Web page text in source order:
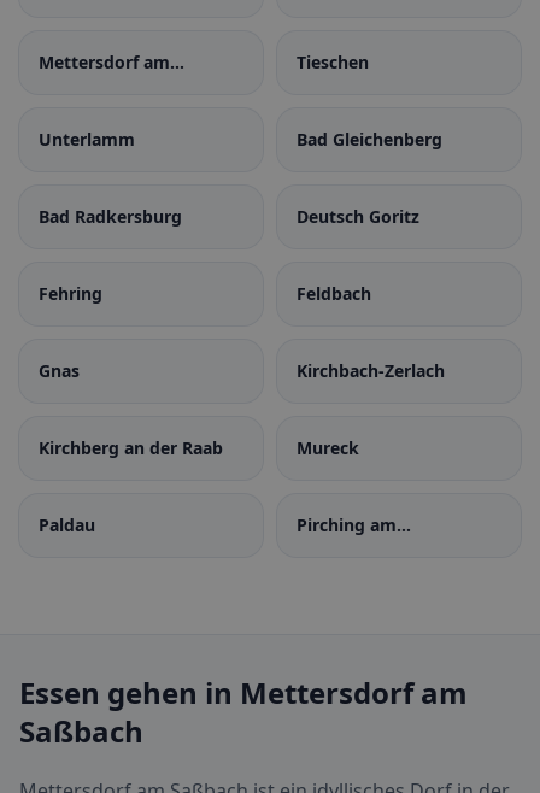
Mettersdorf am
Tieschen
Unterlamm Bad Gleichenberg
Bad Radkersburg Deutsch Goritz
Fehring Feldbach
Gnas Kirchbach-Zerlach
Kirchberg an der Raab Mureck
Paldau
Pirching am
Essen gehen in Mettersdorf am
Saßbach